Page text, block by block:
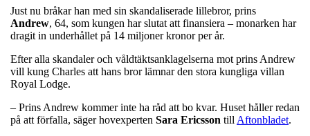
Just nu bråkar han med sin skandaliserade lillebror, prins
Andrew, 64, som kungen har slutat att finansiera – monarken har
dragit in underhållet på 14 miljoner kronor per år.
Efter alla skandaler och våldtäktsanklagelserna mot prins Andrew
vill kung Charles att hans bror lämnar den stora kungliga villan
Royal Lodge.
– Prins Andrew kommer inte ha råd att bo kvar. Huset håller redan
på att förfalla, säger hovexperten Sara Ericsson till Aftonbladet.